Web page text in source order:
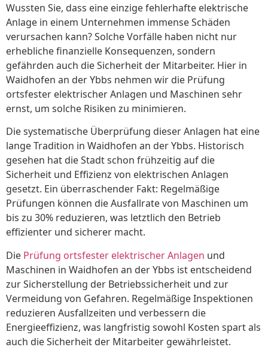
Wussten Sie, dass eine einzige fehlerhafte elektrische
Anlage in einem Unternehmen immense Schäden
verursachen kann? Solche Vorfälle haben nicht nur
erhebliche finanzielle Konsequenzen, sondern
gefährden auch die Sicherheit der Mitarbeiter. Hier in
Waidhofen an der Ybbs nehmen wir die Prüfung
ortsfester elektrischer Anlagen und Maschinen sehr
ernst, um solche Risiken zu minimieren.
Die systematische Überprüfung dieser Anlagen hat eine
lange Tradition in Waidhofen an der Ybbs. Historisch
gesehen hat die Stadt schon frühzeitig auf die
Sicherheit und Effizienz von elektrischen Anlagen
gesetzt. Ein überraschender Fakt: Regelmäßige
Prüfungen können die Ausfallrate von Maschinen um
bis zu 30% reduzieren, was letztlich den Betrieb
effizienter und sicherer macht.
Die Prüfung ortsfester elektrischer Anlagen und
Maschinen in Waidhofen an der Ybbs ist entscheidend
zur Sicherstellung der Betriebssicherheit und zur
Vermeidung von Gefahren. Regelmäßige Inspektionen
reduzieren Ausfallzeiten und verbessern die
Energieeffizienz, was langfristig sowohl Kosten spart als
auch die Sicherheit der Mitarbeiter gewährleistet.